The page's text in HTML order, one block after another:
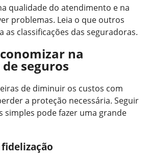
qualidade do atendimento e na
problemas. Leia o que outros
as classificações das seguradoras.
na
seguros
de diminuir os custos com
a proteção necessária. Seguir
simples pode fazer uma grande